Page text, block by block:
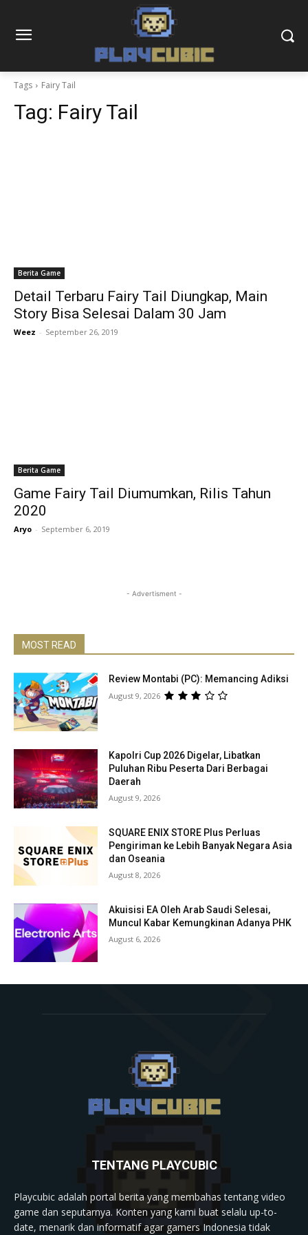
Tags Fairy Tail
Tag: Fairy Tail
Berita Game
Detail Terbaru Fairy Tail Diungkap, Main
Story Bisa Selesai Dalam 30 Jam
Weez - September 26, 2019
Berita Game
Game Fairy Tail Diumumkan, Rilis Tahun
2020
Aryo - September 6, 2019
- Advertisment -
MOST READ
Review Montabi (PC): Memancing Adiksi
August 9, 2026
Kapolri Cup 2026 Digelar, Libatkan
Puluhan Ribu Peserta Dari Berbagai
Daerah
August 9, 2026
SQUARE ENIX STORE Plus Perluas
Pengiriman ke Lebih Banyak Negara Asia
dan Oseania
August 8, 2026
Akuisisi EA Oleh Arab Saudi Selesai,
Muncul Kabar Kemungkinan Adanya PHK
August 6, 2026
TENTANG PLAYCUBIC
Playcubic adalah portal berita yang membahas tentang video
game dan seputarnya. Konten yang kami buat selalu up-to-
date, menarik dan informatif agar gamers Indonesia tidak